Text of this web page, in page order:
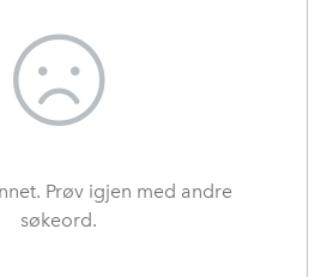
Prøv igjen med andre
søkeord.